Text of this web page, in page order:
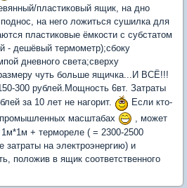
пластиковый ящик, на дно
на него ложиться сушилка для
пластиковые ёмкости с субстатом
- дешёвый термометр);сбоку
дневного света;сверху
чуть больше ящичка...И ВСЁ!!!
300 рублей.Мощность 6вт. Затраты
за 10 лет не нагорит.
Если кто-
масштабах
, может
+ термореле ( = 2300-2500
затраты на электроэнергию) и
положив в ящик соответственного